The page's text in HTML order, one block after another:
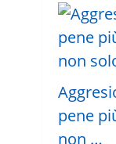
pene
non …